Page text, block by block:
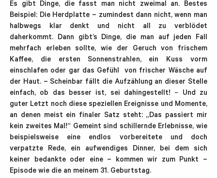
Es gibt Dinge, die fasst man nicht zweimal an. Bestes
Beispiel: Die Herdplatte – zumindest dann nicht, wenn man
halbwegs klar denkt und nicht all zu verblödet
daherkommt. Dann gibt’s Dinge, die man auf jeden Fall
mehrfach erleben sollte, wie der Geruch von frischem
Kaffee, die ersten Sonnenstrahlen, ein Kuss vorm
einschlafen oder gar das Gefühl von frischer Wäsche auf
der Haut. – Scheinbar fällt die Aufzählung an dieser Stelle
einfach, ob das besser ist, sei dahingestellt! – Und zu
guter Letzt noch diese speziellen Ereignisse und Momente,
an denen meist ein finaler Satz steht: „Das passiert mir
kein zweites Mal!“ Gemeint sind schillernde Erlebnisse, wie
beispielsweise eine endlos vorbereitete und doch
verpatzte Rede, ein aufwendiges Dinner, bei dem sich
keiner bedankte oder eine – kommen wir zum Punkt –
Episode wie die an meinem 31. Geburtstag.